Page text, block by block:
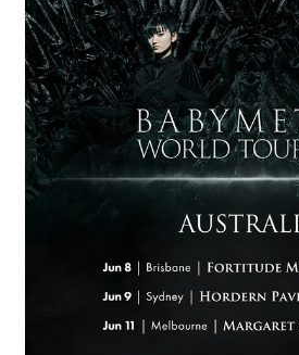
タワーレコード新宿店にて
Powered by livedoor 相互RSS